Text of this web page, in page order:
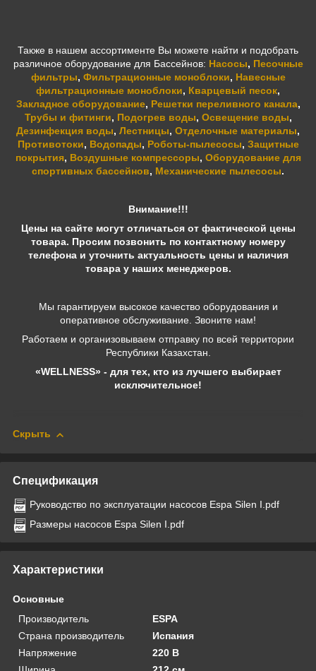
Также в нашем ассортименте Вы можете найти и подобрать
различное оборудование для Бассейнов: Насосы, Песочные
фильтры, Фильтрационные моноблоки, Навесные
фильтрационные моноблоки, Кварцевый песок,
Закладное оборудование, Решетки переливного канала,
Трубы и фитинги, Подогрев воды, Освещение воды,
Дезинфекция воды, Лестницы, Отделочные материалы,
Противотоки, Водопады, Роботы-пылесосы, Защитные
покрытия, Воздушные компрессоры, Оборудование для
спортивных бассейнов, Механические пылесосы.
Внимание!!!
Цены на сайте могут отличаться от фактической цены
товара. Просим позвонить по контактному номеру
телефона и уточнить актуальность цены и наличия
товара у наших менеджеров.
Мы гарантируем высокое качество оборудования и
оперативное обслуживание. Звоните нам!
Работаем и организовываем отправку по всей территории
Республики Казахстан.
«WELLNESS» - для тех, кто из лучшего выбирает
исключительное!
Скрыть
Спецификация
Руководство по эксплуатации насосов Espa Silen I.pdf
Размеры насосов Espa Silen I.pdf
Характеристики
Основные
Производитель
ESPA
Страна производитель
Испания
Напряжение
220 В